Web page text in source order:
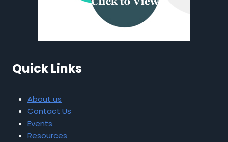
Quick Links
About us
Contact Us
Events
Resources